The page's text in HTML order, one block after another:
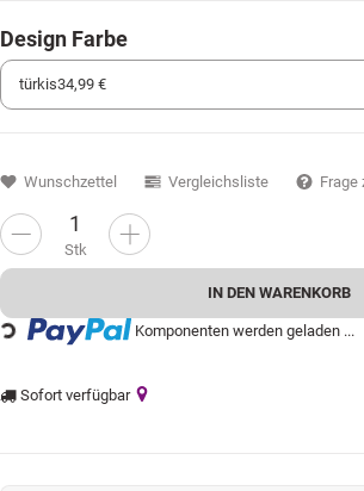
Design Farbe
Stk
IN DEN WARENKORB
Loading... Komponenten werden geladen ...
Sofort verfügbar
Wunschzettel Vergleichsliste Frage